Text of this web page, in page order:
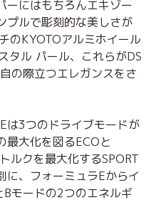
ーにはもちろんエキゾー
プルで彫刻的な美しさが
のKYOTOアルミホイール
タル パール、これらがDS
の際立つエレガンスをさ
は3つのドライブモードが
最大化を図るECOと
ルクを最大化するSPORT
に、フォーミュラEからイ
モードの2つのエネルギ